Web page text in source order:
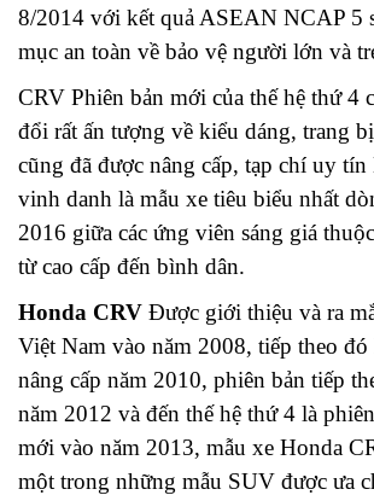
8/2014 với kết quả ASEAN NCAP 5
mục an toàn về bảo vệ người lớn và
CRV Phiên bản mới của thế hệ thứ 4
đổi rất ấn tượng về kiểu dáng, trang
cũng đã được nâng cấp, tạp chí uy
vinh danh là mẫu xe tiêu biểu nhất
2016 giữa các ứng viên sáng giá
từ cao cấp đến bình dân.
Honda CRV Được giới thiệu và ra
Việt Nam vào năm 2008, tiếp theo đó
nâng cấp năm 2010, phiên bản tiếp
năm 2012 và đến thế hệ thứ 4 là
mới vào năm 2013, mẫu xe Honda
một trong những mẫu SUV được ưa